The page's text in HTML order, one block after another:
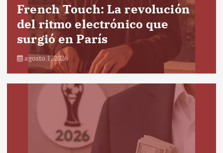
French Touch: La revolución
del ritmo electrónico que
surgió en París
agosto 1, 2026